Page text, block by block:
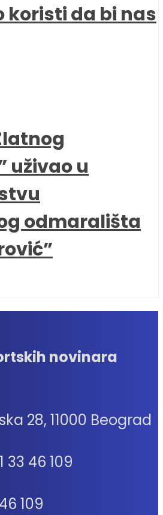
koristi da bi nas
uživao u
odmarališta
novinara
28, 11000 Beograd
33 46 109
109